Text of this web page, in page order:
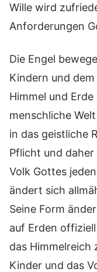
Wille wird
Anforderungen
Die Engel
Kindern und
Himmel und
menschliche
in das geistliche
Pflicht und
Volk Gottes
ändert sich
Seine Form
auf Erden
das Himmelreich
Kinder und das